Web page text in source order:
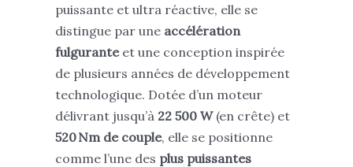
puissante et ultra réactive, elle se
distingue par une accélération
fulguranteet une conception inspirée
de plusieurs années de développement
technologique. Dotée d’un moteur
délivrant jusqu’à 22 500 W(en crête) et
520 Nm de couple, elle se positionne
comme l’une des plus puissantes